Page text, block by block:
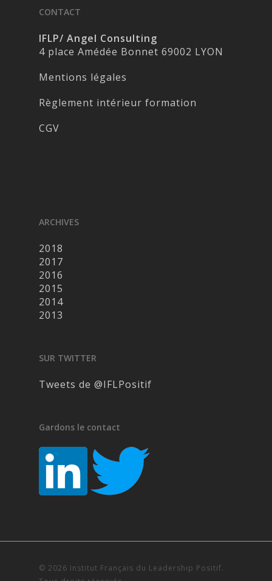
CONTACT
IFLP/ Angel Consulting
4 place Amédée Bonnet 69002 LYON
Mentions légales
Règlement intérieur formation
CGV
ARCHIVES
2018
2017
2016
2015
2014
2013
SUR TWITTER
Tweets de @IFLPositif
Gardons le contact
© 2026 Institut Français du Leadership Positif.